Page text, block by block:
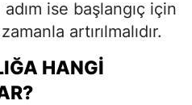
ise başlangıç için
artırılmalıdır.
HANGI